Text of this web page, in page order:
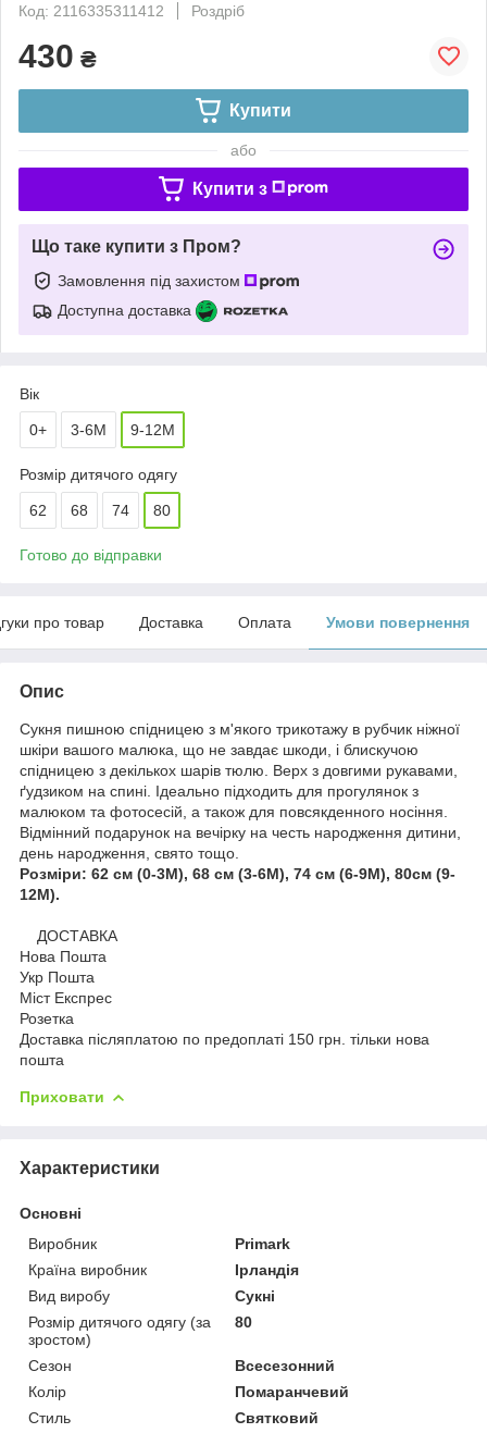
Код: 2116335311412
Роздріб
430 ₴
Купити
або
Купити з
Що таке купити з Пром?
Замовлення під захистом
Доступна доставка
Вік
0+ 3-6М 9-12М
Розмір дитячого одягу
62 68 74 80
Готово до відправки
про товар Доставка Оплата Умови повернення
Опис
Сукня пишною спідницею з м'якого трикотажу в рубчик ніжної
шкіри вашого малюка, що не завдає шкоди, і блискучою
спідницею з декількох шарів тюлю. Верх з довгими рукавами,
ґудзиком на спині. Ідеально підходить для прогулянок з
малюком та фотосесій, а також для повсякденного носіння.
Відмінний подарунок на вечірку на честь народження дитини,
день народження, свято тощо.
Розміри: 62 см (0-3М), 68 см (3-6М), 74 см (6-9М), 80см (9-
12М).
ДОСТАВКА
Нова Пошта
Укр Пошта
Міст Експрес
Розетка
Доставка післяплатою по предоплаті 150 грн. тільки нова
пошта
Приховати
Характеристики
Основні
Виробник
Primark
Країна виробник
Ірландія
Вид виробу
Сукні
Розмір дитячого одягу (за
зростом)
80
Сезон
Всесезонний
Колір
Помаранчевий
Стиль
Святковий